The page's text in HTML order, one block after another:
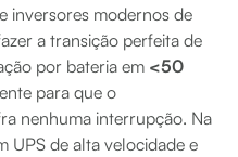
inversores modernos de
a transição perfeita de
por bateria em <50
para que o
nenhuma interrupção. Na
UPS de alta velocidade e